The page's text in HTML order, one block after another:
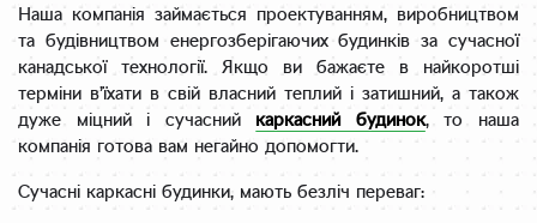
Наша компанія займається проектуванням, виробництвом
та будівництвом енергозберігаючих будинків за сучасної
канадської технології. Якщо ви бажаєте в найкоротші
терміни в’їхати в свій власний теплий і затишний, а також
дуже міцний і сучасний каркасний будинок, то наша
компанія готова вам негайно допомогти.
Сучасні каркасні будинки, мають безліч переваг: